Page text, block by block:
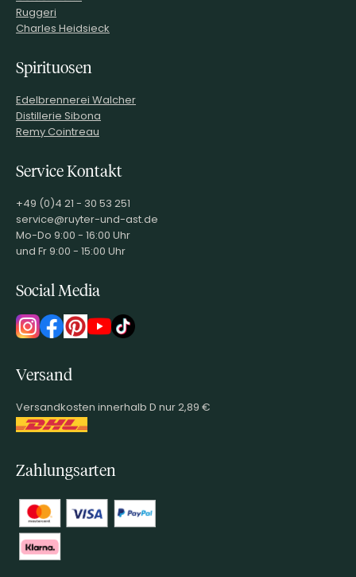
Ruggeri
Charles Heidsieck
Spirituosen
Edelbrennerei Walcher
Distillerie Sibona
Remy Cointreau
Service Kontakt
+49 (0)4 21 - 30 53 251
service@ruyter-und-ast.de
Mo-Do 9:00 - 16:00 Uhr
und Fr 9:00 - 15:00 Uhr
Social Media
Versand
Versandkosten innerhalb D nur 2,89 €
Zahlungsarten